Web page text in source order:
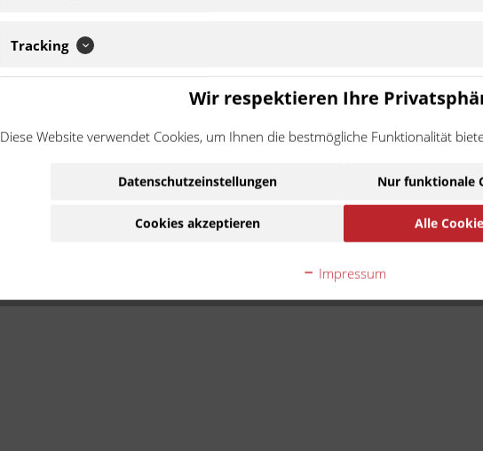
Tracking
Wir respektieren Ihre
Diese Website verwendet Cookies, um Ihnen die bestmögliche Funktionalität
Datenschutzeinstellungen Nur funktionale
Cookies akzeptieren Alle
Impressum